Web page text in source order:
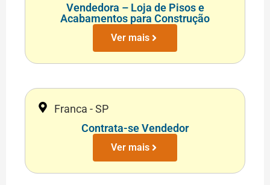
Vendedora – Loja de Pisos e
Acabamentos para Construção
Ver mais
Franca - SP
Contrata-se Vendedor
Ver mais